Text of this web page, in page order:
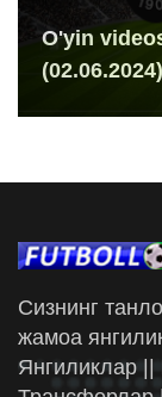
O'yin
(02.06.2024)
Сизнинг
жамоа
Янгиликлар